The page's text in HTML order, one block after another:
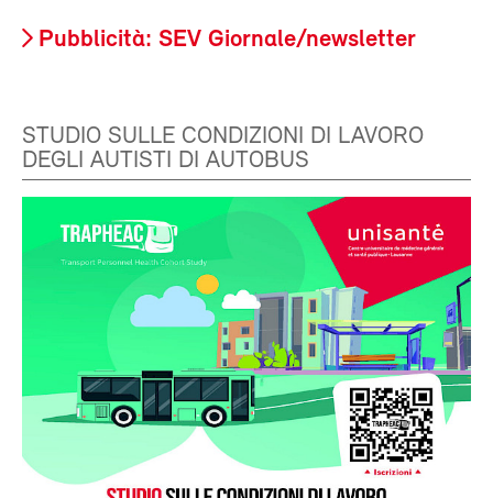
Pubblicità: SEV Giornale/newsletter
STUDIO SULLE CONDIZIONI DI LAVORO
DEGLI AUTISTI DI AUTOBUS